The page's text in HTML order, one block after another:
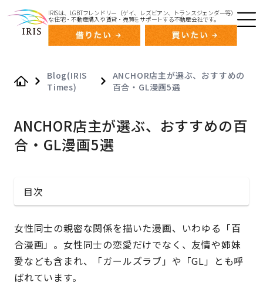
IRISは、LGBTフレンドリー（ゲイ、レズビアン、トランスジェンダー等）
な住宅・不動産購入や賃貸・売買をサポートする不動産会社です。
Blog(IRIS
Times)
ANCHOR店主が選ぶ、おすすめの
百合・GL漫画5選
ANCHOR店主が選ぶ、おすすめの百
合・GL漫画5選
女性同士の親密な関係を描いた漫画、いわゆる「百
合漫画」。女性同士の恋愛だけでなく、友情や姉妹
愛なども含まれ、「ガールズラブ」や「GL」とも呼
ばれています。
目次